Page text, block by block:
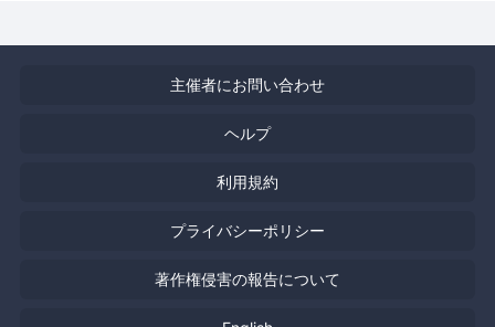
主催者にお問い合わせ
ヘルプ
利用規約
プライバシーポリシー
著作権侵害の報告について